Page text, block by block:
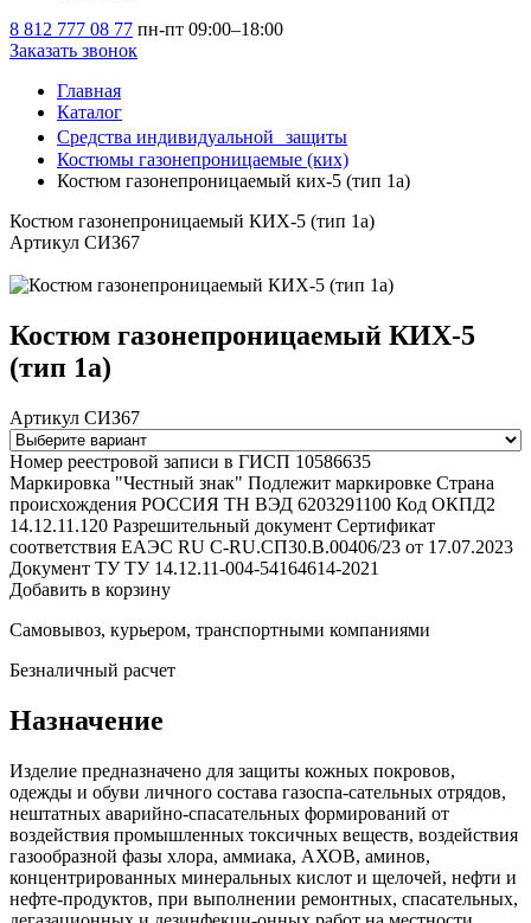
8 812 777 08 77 пн-пт 09:00–18:00
Заказать звонок
Главная
Каталог
Средства индивидуальной защиты
Костюмы газонепроницаемые (ких)
Костюм газонепроницаемый ких-5 (тип 1a)
Костюм газонепроницаемый КИХ-5 (тип 1a)
Артикул СИЗ67
Костюм газонепроницаемый КИХ-5
(тип 1a)
Артикул СИЗ67
Номер реестровой записи в ГИСП 10586635
Маркировка "Честный знак" Подлежит маркировке Страна
происхождения РОССИЯ ТН ВЭД 6203291100 Код ОКПД2
14.12.11.120 Разрешительный документ Сертификат
соответствия ЕАЭС RU С-RU.СП30.В.00406/23 от 17.07.2023
Документ ТУ ТУ 14.12.11-004-54164614-2021
Добавить в корзину
Самовывоз, курьером, транспортными компаниями
Безналичный расчет
Назначение
Изделие предназначено для защиты кожных покровов,
одежды и обуви личного состава газоспа-сательных отрядов,
нештатных аварийно-спасательных формирований от
воздействия промышленных токсичных веществ, воздействия
газообразной фазы хлора, аммиака, АХОВ, аминов,
концентрированных минеральных кислот и щелочей, нефти и
нефте-продуктов, при выполнении ремонтных, спасательных,